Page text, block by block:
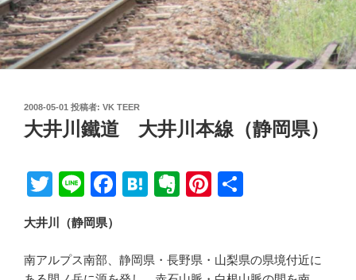
投
日:
2008-05-01 投稿者: VK TEER
大井川鐵道 大井川本線（静岡県）
T
wi
tt
er
Li
n
e
F
e
H
n
E
n
Pi
e
大井川（静岡県）
南アルプス南部、静岡県・長野県・山梨県の県境付近に